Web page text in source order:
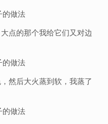
点的那个我给它们又对边
，然后大火蒸到软，我蒸了